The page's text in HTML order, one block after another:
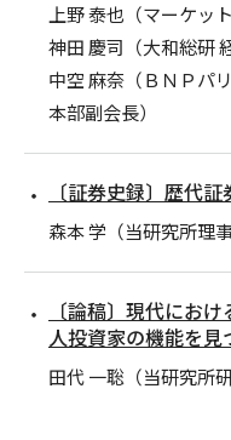
上野 泰也（マーケッ
神田 慶司（大和総研
中空 麻奈（ＢＮＰパ
本部副会長）
〔証券史録〕歴代
森本 学（当研究所理事
〔論稿〕現代にお
人投資家の機能を見
田代 一聡（当研究所研